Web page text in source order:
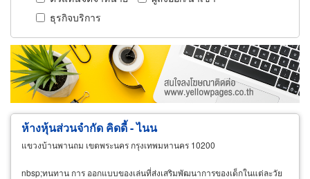
ธุรกิจบริการ
ห้างหุ้นส่วนจำกัด คิดดี้ - ไนน
แขวงบ้านพานถม เขตพระนคร กรุงเทพมหานคร 10200
nbsp;ทนทาน การ ออกแบบของเล่นที่ส่งเสริมพัฒนาการของเด็กในแต่ละวัย